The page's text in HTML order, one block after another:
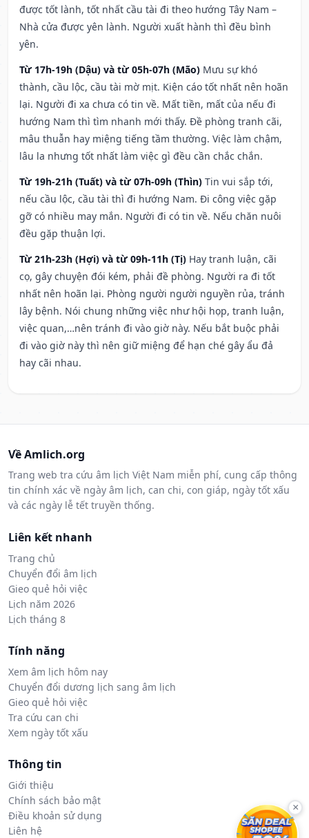
được tốt lành, tốt nhất cầu tài đi theo hướng Tây Nam –
Nhà cửa được yên lành. Người xuất hành thì đều bình
yên.
Từ 17h-19h (Dậu) và từ 05h-07h (Mão) Mưu sự khó
thành, cầu lộc, cầu tài mờ mịt. Kiện cáo tốt nhất nên hoãn
lại. Người đi xa chưa có tin về. Mất tiền, mất của nếu đi
hướng Nam thì tìm nhanh mới thấy. Đề phòng tranh cãi,
mâu thuẫn hay miệng tiếng tầm thường. Việc làm chậm,
lâu la nhưng tốt nhất làm việc gì đều cần chắc chắn.
Từ 19h-21h (Tuất) và từ 07h-09h (Thìn) Tin vui sắp tới,
nếu cầu lộc, cầu tài thì đi hướng Nam. Đi công việc gặp
gỡ có nhiều may mắn. Người đi có tin về. Nếu chăn nuôi
đều gặp thuận lợi.
Từ 21h-23h (Hợi) và từ 09h-11h (Tị) Hay tranh luận, cãi
cọ, gây chuyện đói kém, phải đề phòng. Người ra đi tốt
nhất nên hoãn lại. Phòng người người nguyền rủa, tránh
lây bệnh. Nói chung những việc như hội họp, tranh luận,
việc quan,…nên tránh đi vào giờ này. Nếu bắt buộc phải
đi vào giờ này thì nên giữ miệng để hạn ché gây ẩu đả
hay cãi nhau.
Về Amlich.org
Trang web tra cứu âm lịch Việt Nam miễn phí, cung cấp thông
tin chính xác về ngày âm lịch, can chi, con giáp, ngày tốt xấu
và các ngày lễ tết truyền thống.
Liên kết nhanh
Trang chủ
Chuyển đổi âm lịch
Gieo quẻ hỏi việc
Lịch năm 2026
Lịch tháng 8
Tính năng
Xem âm lịch hôm nay
Chuyển đổi dương lịch sang âm lịch
Gieo quẻ hỏi việc
Tra cứu can chi
Xem ngày tốt xấu
Thông tin
Giới thiệu
Chính sách bảo mật
Điều khoản sử dụng
Liên hệ
×